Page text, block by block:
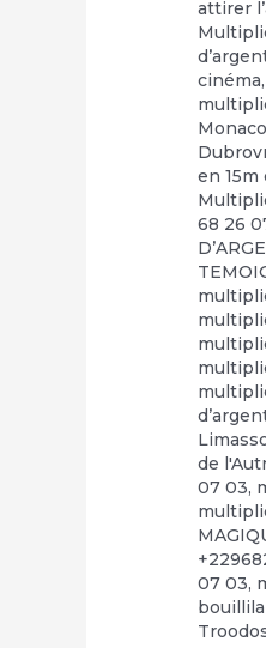
attirer
cinéma,
Monaco
en
68 26
de
07 03,
07 03,